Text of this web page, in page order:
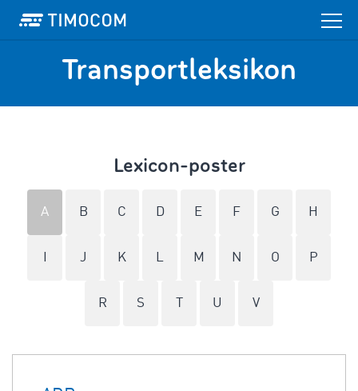
Transportleksikon
Lexicon-poster
A B C D E F G H
J K L M N O P
R S U V